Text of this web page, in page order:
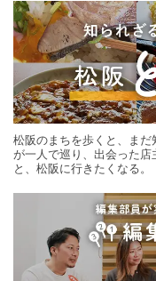
松阪のまちを歩くと、ま
が一人で巡り、出会った
と、松阪に行きたくなる。